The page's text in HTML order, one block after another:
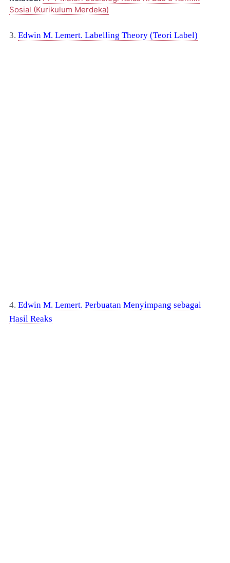
Sosial (Kurikulum Merdeka)
3. Edwin M. Lemert. Labelling Theory (Teori Label)
4. Edwin M. Lemert. Perbuatan Menyimpang sebagai
Hasil Reaks